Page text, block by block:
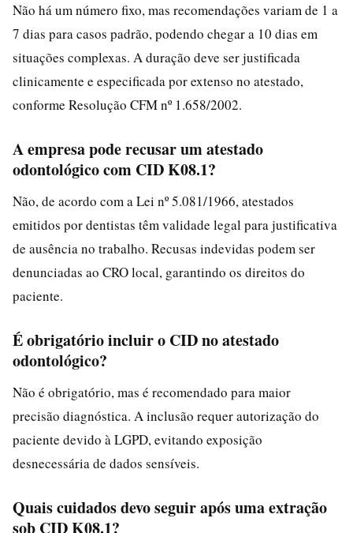
Não há um número fixo, mas recomendações variam de 1 a
7 dias para casos padrão, podendo chegar a 10 dias em
situações complexas. A duração deve ser justificada
clinicamente e especificada por extenso no atestado,
conforme Resolução CFM nº 1.658/2002.
A empresa pode recusar um atestado
odontológico com CID K08.1?
Não, de acordo com a Lei nº 5.081/1966, atestados
emitidos por dentistas têm validade legal para justificativa
de ausência no trabalho. Recusas indevidas podem ser
denunciadas ao CRO local, garantindo os direitos do
paciente.
É obrigatório incluir o CID no atestado
odontológico?
Não é obrigatório, mas é recomendado para maior
precisão diagnóstica. A inclusão requer autorização do
paciente devido à LGPD, evitando exposição
desnecessária de dados sensíveis.
Quais cuidados devo seguir após uma extração
sob CID K08.1?